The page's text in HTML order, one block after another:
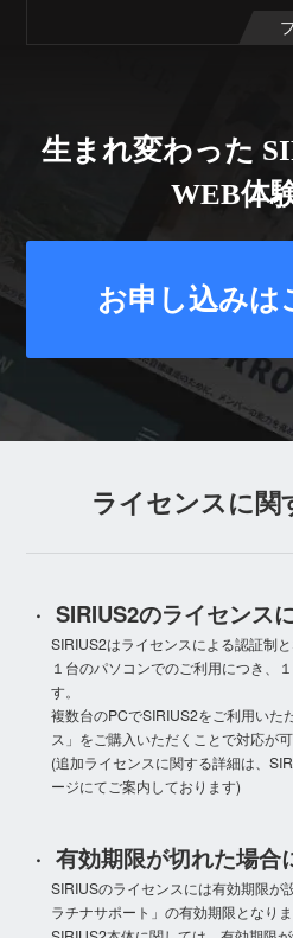
各種画像素材の提供(不定期)
追加テンプレートの購入 (
生まれ変わった
WEB体
お申し込みは
ライセンスに関
SIRIUS2のライセンス
SIRIUS2はライセンスによる認証制と
１台のパソコンでのご利用につき、
す。
複数台のPCでSIRIUS2をご利用いた
ス」をご購入いただくことで対応が可
(追加ライセンスに関する詳細は、
ージにてご案内しております)
有効期限が切れた場合
SIRIUSのライセンスには有効期限が
ラチナサポート」の有効期限となりま